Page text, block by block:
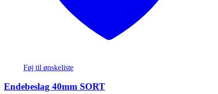
Føj til ønskeliste
Endebeslag 40mm SORT